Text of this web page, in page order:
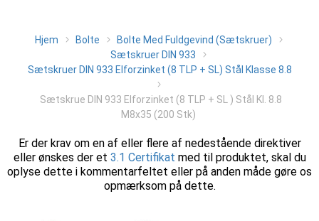
Hjem Bolte
Bolte Med Fuldgevind (Sætskruer)
Sætskruer DIN 933
Sætskruer DIN 933 Elforzinket (8 TLP + SL) Stål Klasse 8.8
Sætskrue DIN 933 Elforzinket (8 TLP + SL ) Stål Kl. 8.8
M8x35 (200 Stk)
Er der krav om en af eller flere af nedestående direktiver
eller ønskes der et 3.1 Certifikat med til produktet, skal du
oplyse dette i kommentarfeltet eller på anden måde gøre os
opmærksom på dette.